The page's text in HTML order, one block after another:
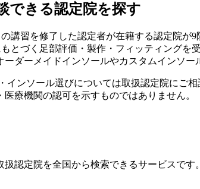
できる認定院を探す
講習を修了した認定者が在籍する認定院が9
とづく足部評価・製作・フィッティングを
ダーメイドインソールやカスタムインソ
ンソール選びについては取扱認定院にご
療機関の認可を示すものではありません。
認定院を全国から検索できるサービスです。